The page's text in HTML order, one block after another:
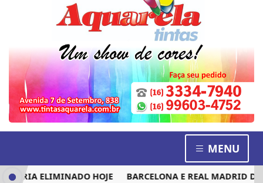
MENU
ELIMINADO HOJE BARCELONA E REAL MADRID